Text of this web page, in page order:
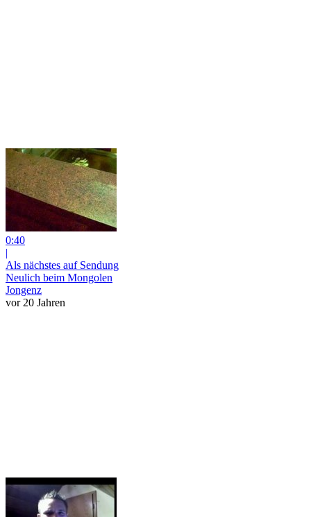
0:40
|
Als nächstes auf Sendung
Neulich beim Mongolen
Jongenz
vor 20 Jahren